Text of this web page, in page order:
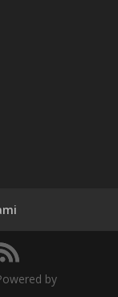
by